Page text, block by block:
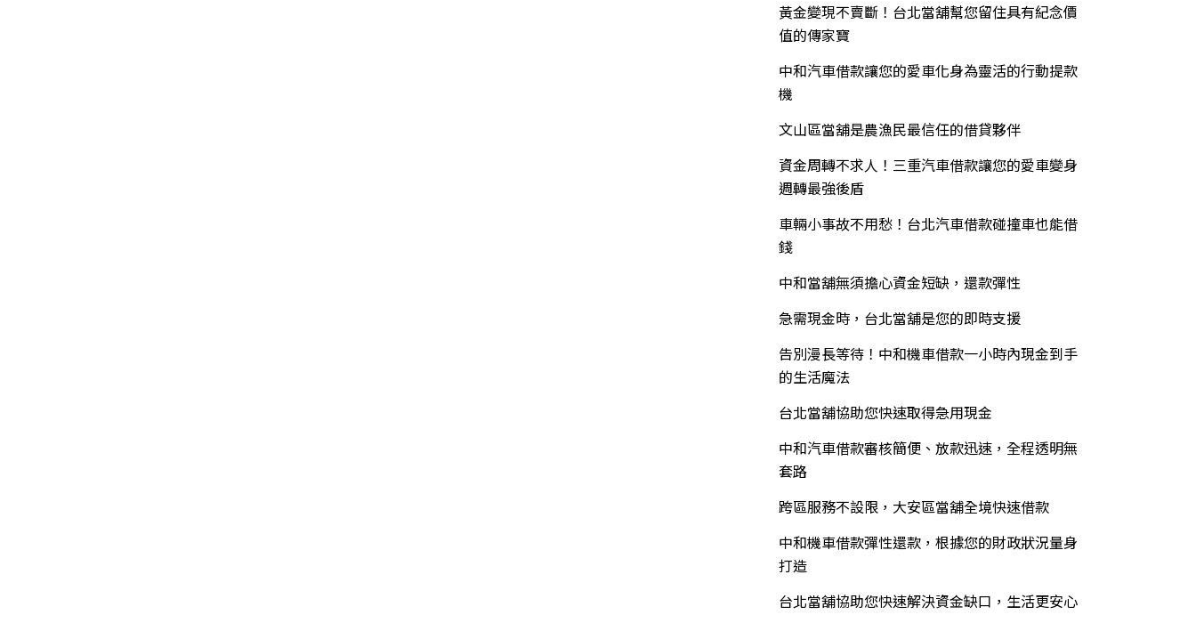
黃金變現不賣斷！台北當舖幫您留住具有紀念價
值的傳家寶
中和汽車借款讓您的愛車化身為靈活的行動提款
機
文山區當舖是農漁民最信任的借貸夥伴
資金周轉不求人！三重汽車借款讓您的愛車變身
週轉最強後盾
車輛小事故不用愁！台北汽車借款碰撞車也能借
錢
中和當舖無須擔心資金短缺，還款彈性
急需現金時，台北當舖是您的即時支援
告別漫長等待！中和機車借款一小時內現金到手
的生活魔法
台北當舖協助您快速取得急用現金
中和汽車借款審核簡便、放款迅速，全程透明無
套路
跨區服務不設限，大安區當舖全境快速借款
中和機車借款彈性還款，根據您的財政狀況量身
打造
台北當舖協助您快速解決資金缺口，生活更安心